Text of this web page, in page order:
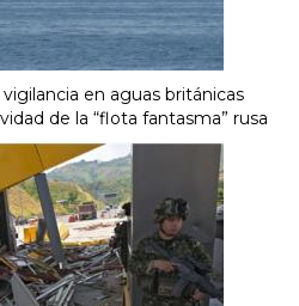
en aguas británicas
de la “flota fantasma” rusa